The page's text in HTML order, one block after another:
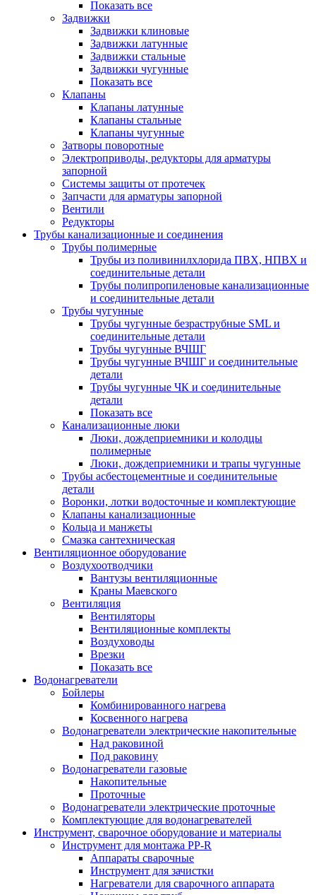
Показать все
Задвижки
Задвижки клиновые
Задвижки латунные
Задвижки стальные
Задвижки чугунные
Показать все
Клапаны
Клапаны латунные
Клапаны стальные
Клапаны чугунные
Затворы поворотные
Электроприводы, редукторы для арматуры
запорной
Системы защиты от протечек
Запчасти для арматуры запорной
Вентили
Редукторы
Трубы канализационные и соединения
Трубы полимерные
Трубы из поливинилхлорида ПВХ, НПВХ и
соединительные детали
Трубы полипропиленовые канализационные
и соединительные детали
Трубы чугунные
Трубы чугунные безраструбные SML и
соединительные детали
Трубы чугунные ВЧШГ
Трубы чугунные ВЧШГ и соединительные
детали
Трубы чугунные ЧК и соединительные
детали
Показать все
Канализационные люки
Люки, дождеприемники и колодцы
полимерные
Люки, дождеприемники и трапы чугунные
Трубы асбестоцементные и соединительные
детали
Воронки, лотки водосточные и комплектующие
Клапаны канализационные
Кольца и манжеты
Смазка сантехническая
Вентиляционное оборудование
Воздухоотводчики
Вантузы вентиляционные
Краны Маевского
Вентиляция
Вентиляторы
Вентиляционные комплекты
Воздуховоды
Врезки
Показать все
Водонагреватели
Бойлеры
Комбинированного нагрева
Косвенного нагрева
Водонагреватели электрические накопительные
Над раковиной
Под раковину
Водонагреватели газовые
Накопительные
Проточные
Водонагреватели электрические проточные
Комплектующие для водонагревателей
Инструмент, сварочное оборудование и материалы
Инструмент для монтажа PP-R
Аппараты сварочные
Инструмент для зачистки
Нагреватели для сварочного аппарата